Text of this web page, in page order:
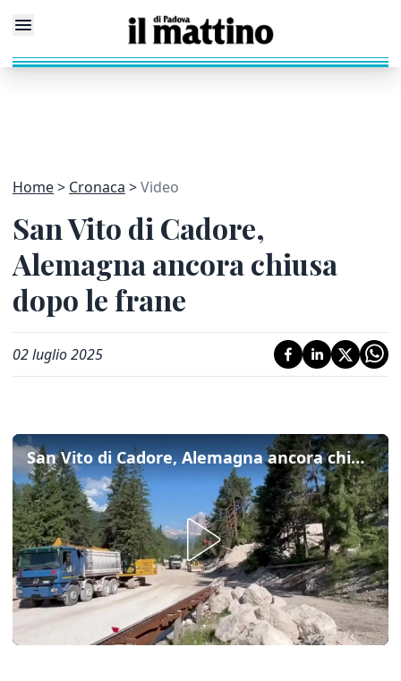
Home Cronaca Video
San Vito di Cadore,
Alemagna ancora chiusa
dopo le frane
02 luglio 2025
San Vito di Cadore, Alemagna ancora chiusa dopo le frane